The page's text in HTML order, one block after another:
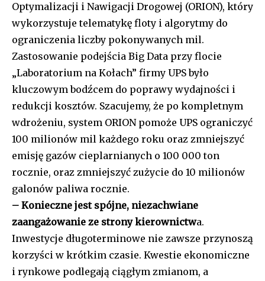
Optymalizacji i Nawigacji Drogowej (ORION), który
wykorzystuje telematykę floty i algorytmy do
ograniczenia liczby pokonywanych mil.
Zastosowanie podejścia Big Data przy flocie
„Laboratorium na Kołach” firmy UPS było
kluczowym bodźcem do poprawy wydajności i
redukcji kosztów. Szacujemy, że po kompletnym
wdrożeniu, system ORION pomoże UPS ograniczyć
100 milionów mil każdego roku oraz zmniejszyć
emisję gazów cieplarnianych o 100 000 ton
rocznie, oraz zmniejszyć zużycie do 10 milionów
galonów paliwa rocznie.
– Konieczne jest spójne, niezachwiane
zaangażowanie ze strony kierownictwa.
Inwestycje długoterminowe nie zawsze przynoszą
korzyści w krótkim czasie. Kwestie ekonomiczne
i rynkowe podlegają ciągłym zmianom, a